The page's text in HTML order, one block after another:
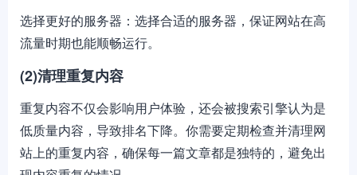
选择更好的服务器：选择合适的服务器，保证网站在高
流量时期也能顺畅运行。
(2)清理重复内容
重复内容不仅会影响用户体验，还会被搜索引擎认为是
低质量内容，导致排名下降。你需要定期检查并清理网
站上的重复内容，确保每一篇文章都是独特的，避免出